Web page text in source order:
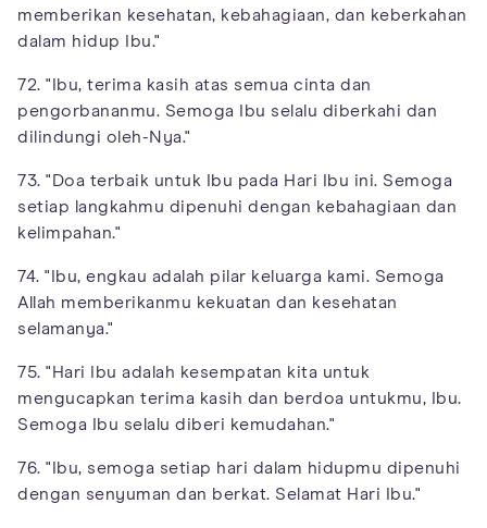
memberikan kesehatan, kebahagiaan, dan keberkahan
dalam hidup Ibu."
72. "Ibu, terima kasih atas semua cinta dan
pengorbananmu. Semoga Ibu selalu diberkahi dan
dilindungi oleh-Nya."
73. "Doa terbaik untuk Ibu pada Hari Ibu ini. Semoga
setiap langkahmu dipenuhi dengan kebahagiaan dan
kelimpahan."
74. "Ibu, engkau adalah pilar keluarga kami. Semoga
Allah memberikanmu kekuatan dan kesehatan
selamanya."
75. "Hari Ibu adalah kesempatan kita untuk
mengucapkan terima kasih dan berdoa untukmu, Ibu.
Semoga Ibu selalu diberi kemudahan."
76. "Ibu, semoga setiap hari dalam hidupmu dipenuhi
dengan senyuman dan berkat. Selamat Hari Ibu."